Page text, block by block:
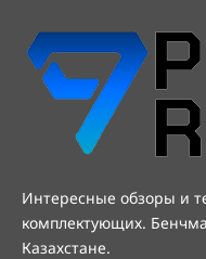
содержимому
Интересные обзоры и
комплектующих.
Казахстане.